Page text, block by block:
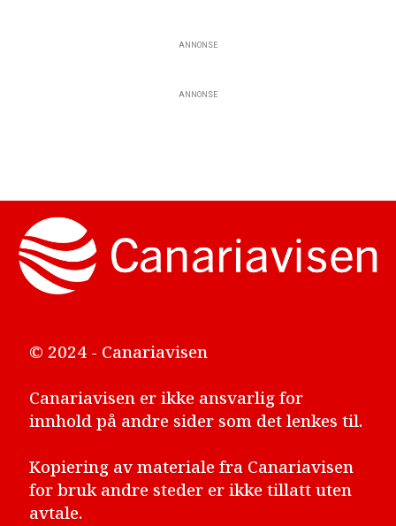
ANNONSE
ANNONSE
© 2024 - Canariavisen
Canariavisen er ikke ansvarlig for
innhold på andre sider som det lenkes til.
Kopiering av materiale fra Canariavisen
for bruk andre steder er ikke tillatt uten
avtale.